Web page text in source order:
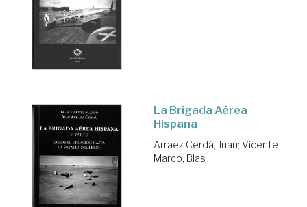
La Brigada Aérea
Hispana
Arraez Cerdá, Juan; Vicente
Marco, Blas